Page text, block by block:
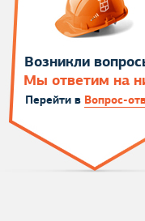
Возникли
Мы ответим на
Перейти в Вопрос-